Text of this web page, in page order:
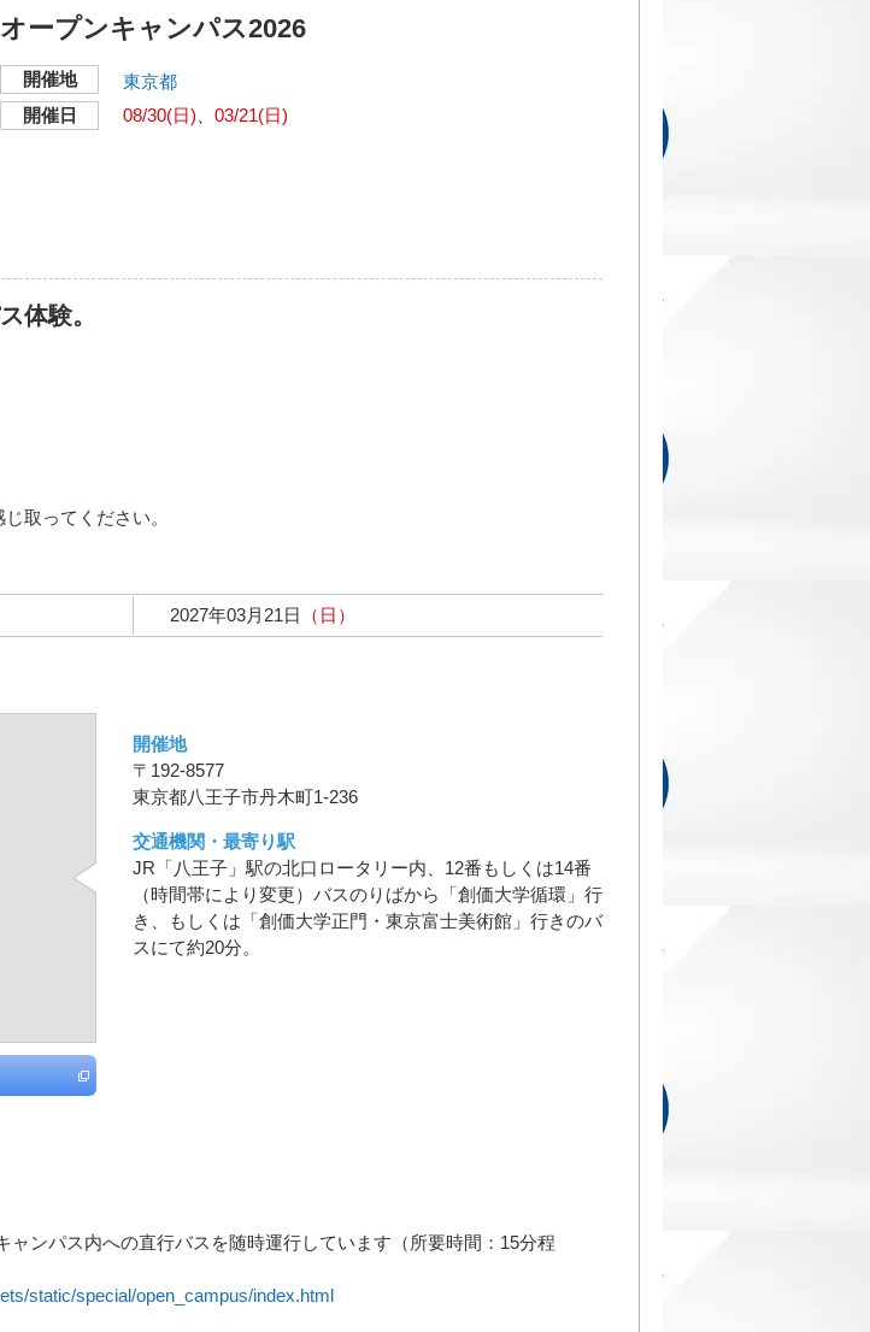
オープンキャンパス2026
開催地
東京都
開催日
08/30(日) 03/21(日)
体験。
取ってください。
2027年03月21日 （日）
開催地
〒192-8577
東京都八王子市丹木町1-236
交通機関・最寄り駅
JR「八王子」駅の北口ロータリー内、12番もしくは14番
（時間帯により変更）バスのりばから「創価大学循環」行
き、もしくは「創価大学正門・東京富士美術館」行きのバ
スにて約20分。
ンパス内への直行バスを随時運行しています（所要時間：15分程
static/special/open_campus/index.html